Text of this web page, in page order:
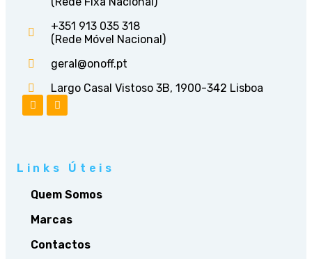
+351 913 035 318
(Rede Móvel Nacional)
geral@onoff.pt
Largo Casal Vistoso 3B, 1900-342 Lisboa
Links Úteis
Quem Somos
Marcas
Contactos